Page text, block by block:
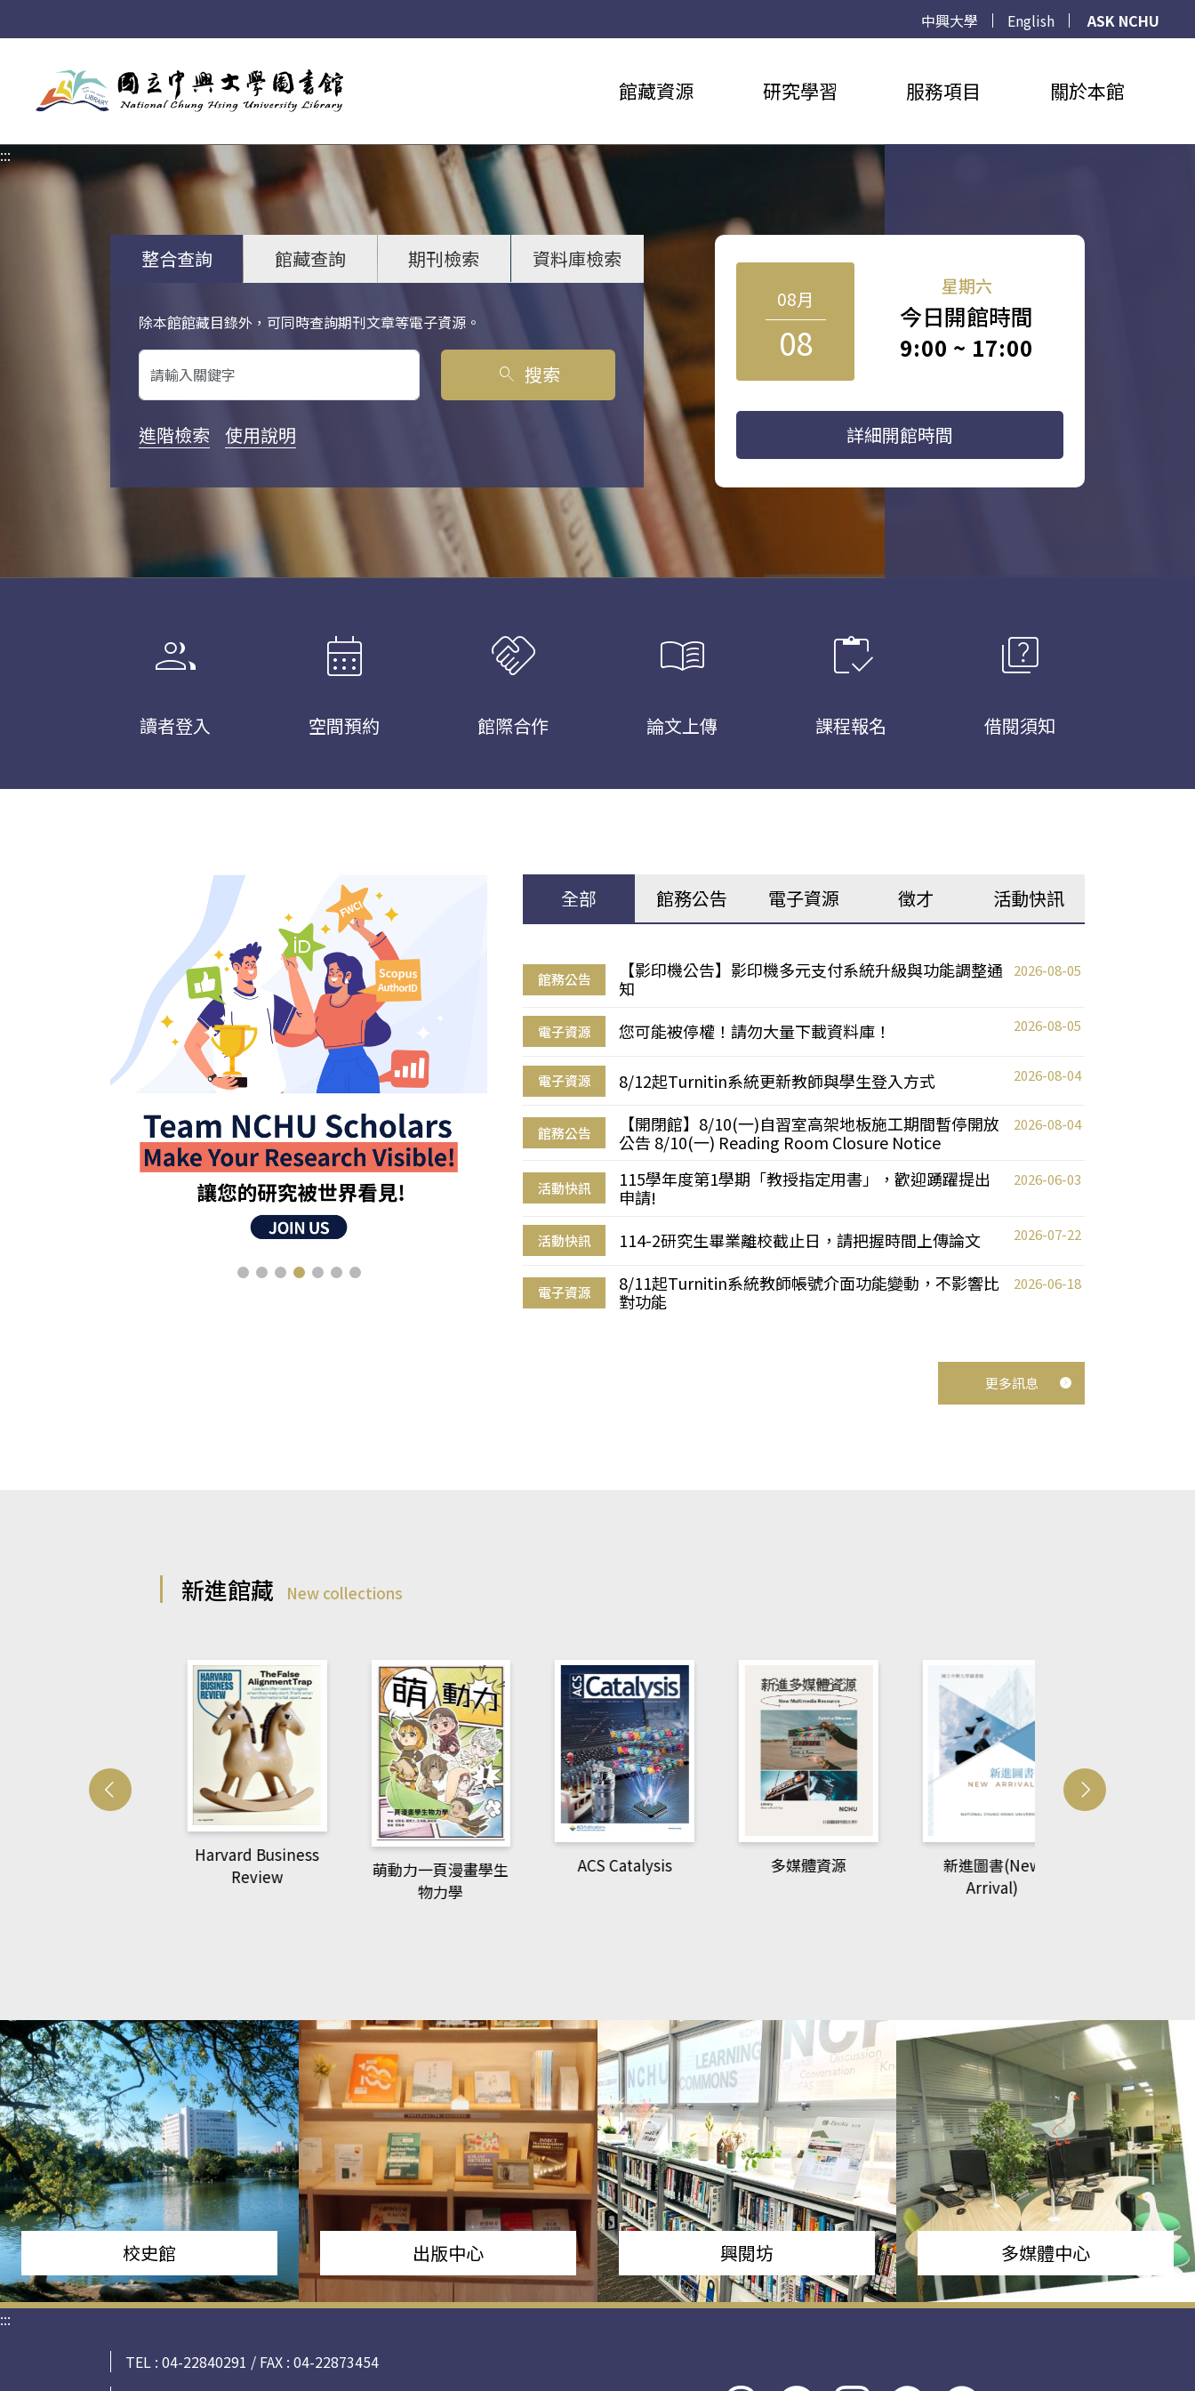
中興大學 English
ASK NCHU
館藏資源 研究學習 服務項目 關於本館
:::
整合查詢 館藏查詢 期刊檢索 資料庫檢索
除本館館藏目錄外，可同時查詢期刊文章等電子資源。
關鍵字搜尋
search 搜索
進階檢索 使用說明
08月
08
星期六
今日開館時間
9:00 ~ 17:00
詳細開館時間
group
讀者登入
calendar_month
空間預約
handshake
館際合作
menu_book
論文上傳
inventory
課程報名
quiz
借閱須知
全部 館務公告 電子資源 徵才 活動快訊
館務公告
【影印機公告】影印機多元支付系統升級與功能調整通
知
2026-08-05
電子資源 您可能被停權！請勿大量下載資料庫！ 2026-08-05
電子資源 8/12起Turnitin系統更新教師與學生登入方式 2026-08-04
館務公告
【開閉館】8/10(一)自習室高架地板施工期間暫停開放
公告 8/10(一) Reading Room Closure Notice
2026-08-04
活動快訊
115學年度第1學期「教授指定用書」，歡迎踴躍提出
申請!
2026-06-03
活動快訊 114-2研究生畢業離校截止日，請把握時間上傳論文 2026-07-22
電子資源
8/11起Turnitin系統教師帳號介面功能變動，不影響比
對功能
2026-06-18
更多訊息
新進館藏 New collections
Harvard Business
Review
萌動力一頁漫畫學生
物力學
ACS Catalysis 多媒體資源
新進圖書(New
Arrival)
校史館 出版中心 興閱坊 多媒體中心
:::
TEL : 04-22840291 / FAX : 04-22873454